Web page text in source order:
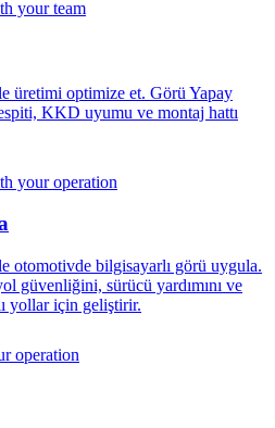
üretimi optimize et. Görü Yapay
KKD uyumu ve montaj hattı
bilgisayarlı görü uygula.
güvenliğini, sürücü yardımını ve
yollar için geliştirir.